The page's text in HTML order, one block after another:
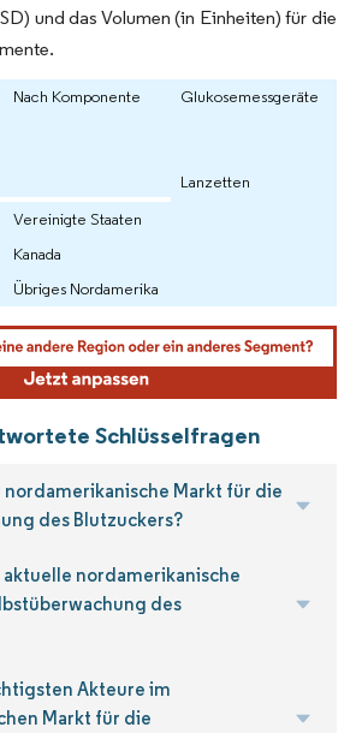
und das Volumen (in Einheiten) für die
Nach Komponente Glukosemessgeräte
Lanzetten
Vereinigte Staaten
Kanada
Übriges Nordamerika
Schlüsselfragen
Markt für die
des Blutzuckers?
nordamerikanische
des
Akteure im
Markt für die